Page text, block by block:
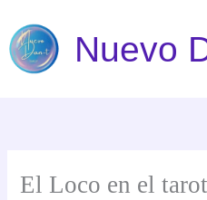
contenido
Nuevo
El Loco en el